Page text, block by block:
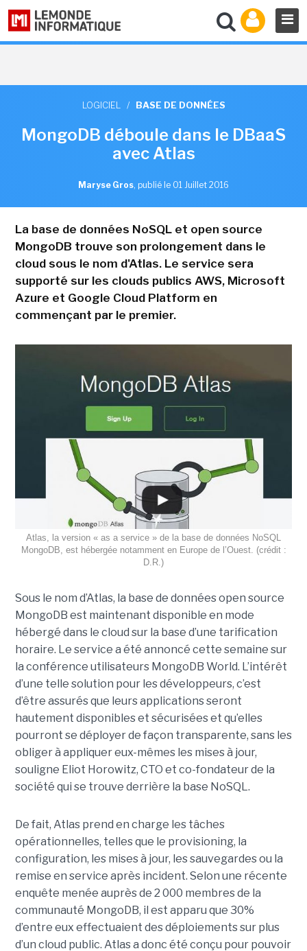
LOGICIEL / BASE DE DONNÉES
MongoDB déboule dans le DBaaS
avec Atlas
Maryse Gros, publié le 01 Juillet 2016
La base de données NoSQL et open source
MongoDB trouve son prolongement dans le
cloud sous le nom d'Atlas. Le service sera
supporté sur les clouds publics AWS, Microsoft
Azure et Google Cloud Platform en
commençant par le premier.
Atlas, la version « as a service » de la base de données NoSQL
MongoDB, est hébergée notamment en Europe de l’Ouest. (crédit :
D.R.)
Sous le nom d’Atlas, la base de données open source
MongoDB est maintenant disponible en mode
hébergé dans le cloud sur la base d’une tarification
horaire. Le service a été annoncé cette semaine sur
la conférence utilisateurs MongoDB World. L’intérêt
d’une telle solution pour les développeurs, c’est
d’être assurés que leurs applications seront
hautement disponibles et sécurisées et qu’elles
pourront se déployer de façon transparente, sans les
obliger à appliquer eux-mêmes les mises à jour,
souligne Eliot Horowitz, CTO et co-fondateur de la
société qui se trouve derrière la base NoSQL.
De fait, Atlas prend en charge les tâches
opérationnelles, telles que le provisioning, la
configuration, les mises à jour, les sauvegardes ou la
remise en service après incident. Selon une récente
enquête menée auprès de 2 000 membres de la
communauté MongoDB, il est apparu que 30%
d’entre eux effectuaient des déploiements sur plus
d’un cloud public. Atlas a donc été conçu pour pouvoir